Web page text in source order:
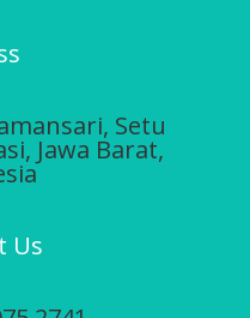
Setu
Jawa Barat,
Us